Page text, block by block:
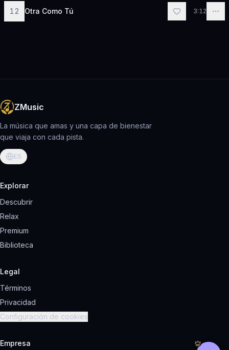
12 Otra Como Tú 3:12
ZMusic
La música que amas y una capa de bienestar
que viaja con cada pista.
ES
Explorar
Descubrir
Relax
Premium
Biblioteca
Legal
Términos
Privacidad
Configuración de cookies
Empresa